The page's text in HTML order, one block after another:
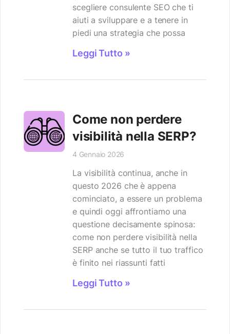
scegliere consulente SEO che ti
aiuti a sviluppare e a tenere in
piedi una strategia che possa
Leggi Tutto »
Come non perdere
visibilità nella SERP?
4 Gennaio 2026
La visibilità continua, anche in
questo 2026 che è appena
cominciato, a essere un problema
e quindi oggi affrontiamo una
questione decisamente spinosa:
come non perdere visibilità nella
SERP anche se tutto il tuo traffico
è finito nei riassunti fatti
Leggi Tutto »